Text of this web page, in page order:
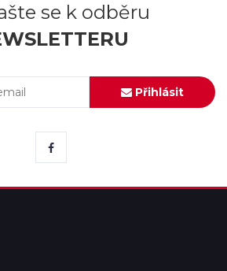
se k odběru
Přihlásit